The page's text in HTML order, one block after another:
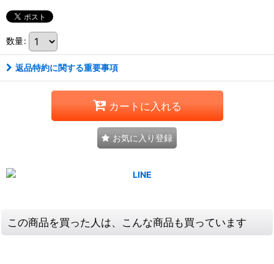
数量:
返品特約に関する重要事項
カートに入れる
お気に入り登録
この商品を買った人は、こんな商品も買っています